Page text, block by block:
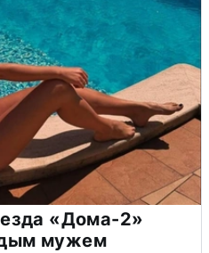
«Дома-2»
мужем